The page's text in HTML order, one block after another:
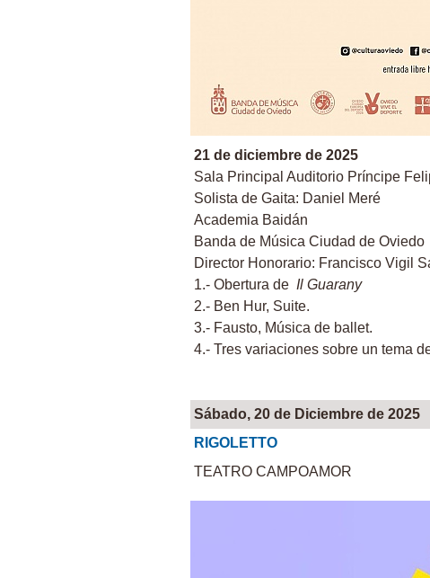
21 de diciembre de 2025
Sala Principal Auditorio Príncipe
Solista de Gaita: Daniel Meré
Academia Baidán
Banda de Música Ciudad de Oviedo
Director Honorario: Francisco Vigil
1.- Obertura de Il GuaranyA.
2.- Ben Hur, Suite. M.
3.- Fausto, Música de
4.- Tres variaciones sobre un tema
Sábado, 20 de Diciembre de 2025
RIGOLETTO
TEATRO CAMPOAMOR